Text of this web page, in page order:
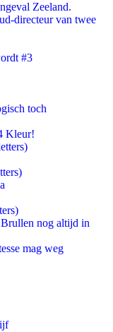
Zeeland.
directeur van twee
#3
toch
Kleur!
nog altijd in
mag weg